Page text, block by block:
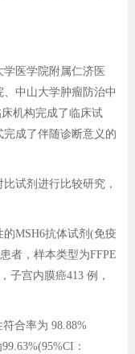
医学院附属仁济医
中山大学肿瘤防治中
机构完成了临床试
成了伴随诊断意义的
试剂进行比较研究，
MSH6抗体试剂(免疫
者，样本类型为FFPE
子宫内膜癌413 例，
合率为 98.88%
：